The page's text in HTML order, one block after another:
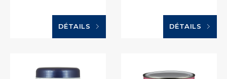
DÉTAILS DÉTAILS